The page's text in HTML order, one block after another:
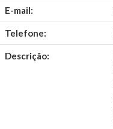
E-mail:
Telefone:
Descrição: